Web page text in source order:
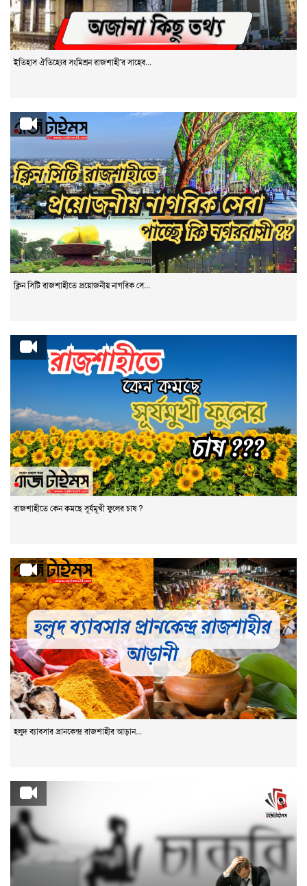
ইতিহাস ঐতিহ্যের সংমিশ্রন রাজশাহী'র সাহেব...
ক্লিন সিটি রাজশাহীতে প্রয়োজনীয় নাগরিক সে...
রাজশাহীতে কেন কমছে সূর্যমূখী ফুলের চাষ ?
হলুদ ব্যাবসার প্রানকেন্দ্র রাজশাহীর আড়ান...